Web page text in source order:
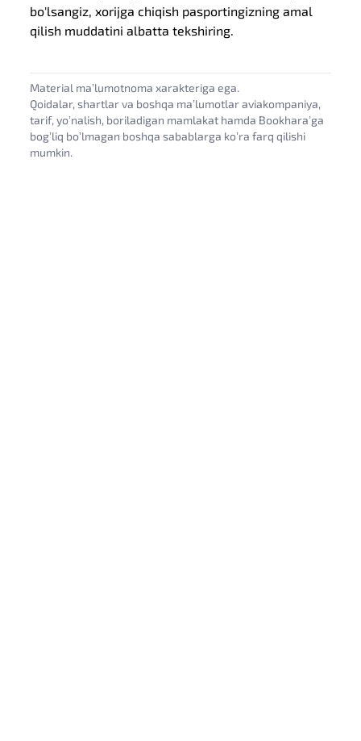
bo'lsangiz, xorijga chiqish pasportingizning amal
qilish muddatini albatta tekshiring.
Material maʼlumotnoma xarakteriga ega.
Qoidalar, shartlar va boshqa maʼlumotlar aviakompaniya,
tarif, yoʼnalish, boriladigan mamlakat hamda Bookharaʼga
bogʼliq boʼlmagan boshqa sabablarga koʼra farq qilishi
mumkin.